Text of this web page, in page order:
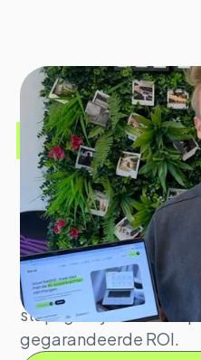
Door de
AI strategie
concreet
zetten
Ontdek in één
waardevolle AI-kansen
vertalen de AI hype
stapsgewijze roadmap
gegarandeerde ROI.